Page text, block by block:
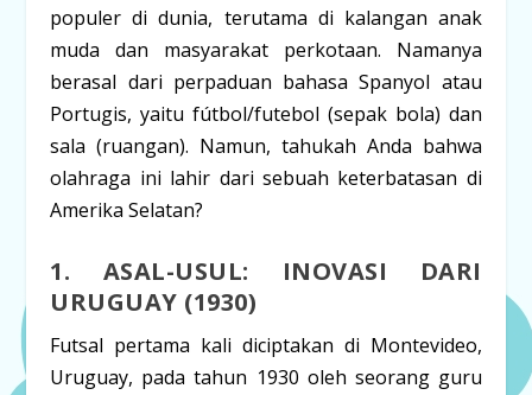
populer di dunia, terutama di kalangan anak
muda dan masyarakat perkotaan. Namanya
berasal dari perpaduan bahasa Spanyol atau
Portugis, yaitufútbol/futebol (sepak bola) dan
sala (ruangan). Namun, tahukah Anda bahwa
olahraga ini lahir dari sebuah keterbatasan di
Amerika Selatan?
1. ASAL-USUL: INOVASI DARI
URUGUAY (1930)
Futsal pertama kali diciptakan di Montevideo,
Uruguay, pada tahun 1930 oleh seorang guru